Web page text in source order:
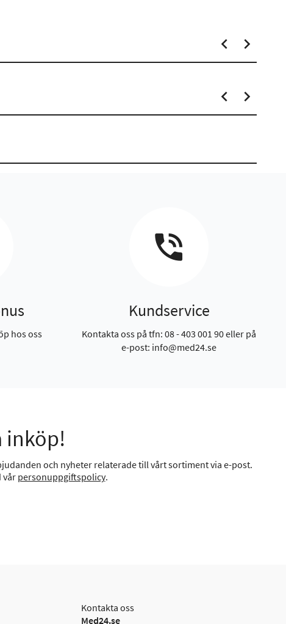
hos oss
Kundservice
Kontakta oss på tfn: 08 - 403 001 90 eller på
e-post: info@med24.se
inköp!
och nyheter relaterade till vårt sortiment via e-post.
vår personuppgiftspolicy.
Kontakta oss
Med24.se